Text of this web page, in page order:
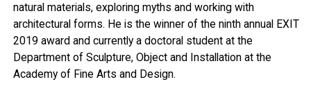
natural materials, exploring myths and working with
architectural forms. He is the winner of the ninth annual EXIT
2019 award and currently a doctoral student at the
Department of Sculpture, Object and Installation at the
Academy of Fine Arts and Design.